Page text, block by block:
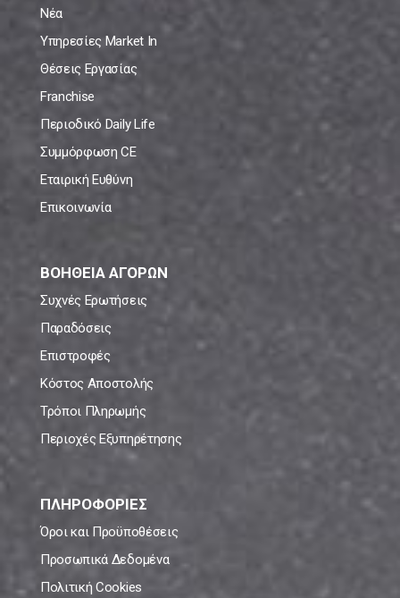
Νέα
Υπηρεσίες Market In
Θέσεις Εργασίας
Franchise
Περιοδικό Daily Life
Συμμόρφωση CE
Εταιρική Ευθύνη
Επικοινωνία
ΒΟΗΘΕΙΑ ΑΓΟΡΩΝ
Συχνές Ερωτήσεις
Παραδόσεις
Επιστροφές
Κόστος Αποστολής
Τρόποι Πληρωμής
Περιοχές Εξυπηρέτησης
ΠΛΗΡΟΦΟΡΙΕΣ
Όροι και Προϋποθέσεις
Προσωπικά Δεδομένα
Πολιτική Cookies